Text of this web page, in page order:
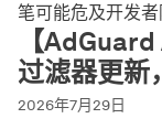
笔可能危及开发者
【
过滤器更新
2026年7月29日